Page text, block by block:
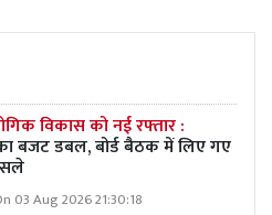
विकास को नई रफ्तार :
बजट डबल, बोर्ड बैठक में लिए गए
03 Aug 2026 21:30:18